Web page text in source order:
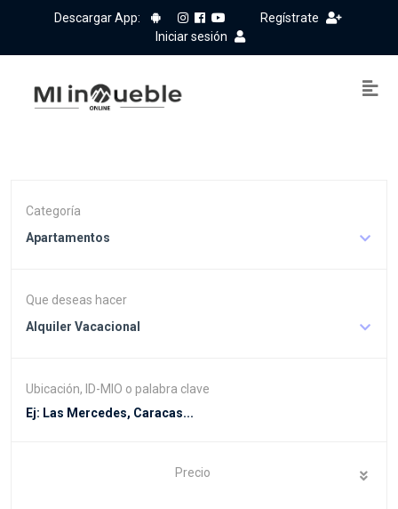
Descargar App:
Regístrate
Iniciar sesión
Categoría
Apartamentos
Que deseas hacer
Alquiler Vacacional
Ubicación, ID-MIO o palabra clave
Precio